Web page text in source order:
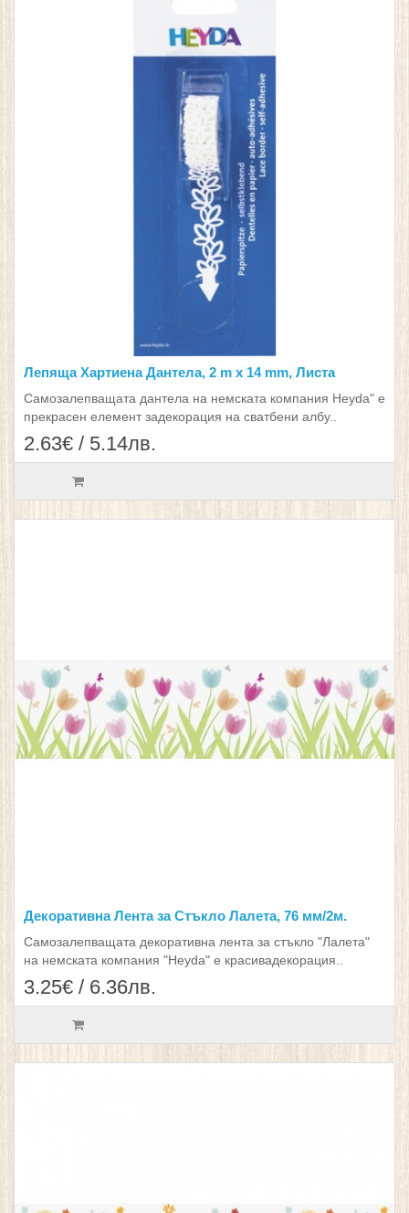
Лепяща Хартиена Дантела, 2 m x 14 mm, Листа
Самозалепващата дантела на немската компания Heyda" е
прекрасен елемент задекорация на сватбени албу..
2.63€ / 5.14лв.
Декоративна Лента за Стъкло Лалета, 76 мм/2м.
Самозалепващата декоративна лента за стъкло "Лалета"
на немската компания "Heyda" е красивадекорация..
3.25€ / 6.36лв.